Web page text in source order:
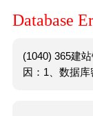
Database
(1040) 365建
因：1、数据库